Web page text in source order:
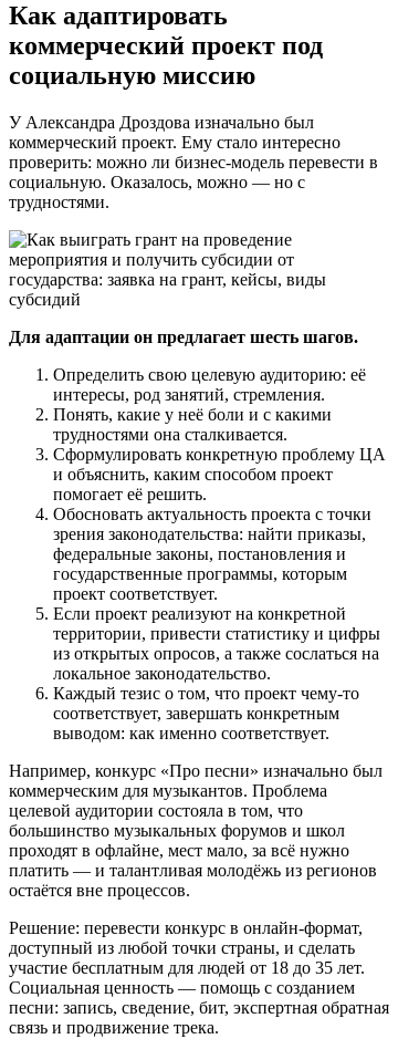
Как адаптировать
коммерческий проект под
социальную миссию
У Александра Дроздова изначально был
коммерческий проект. Ему стало интересно
проверить: можно ли бизнес-модель перевести в
социальную. Оказалось, можно — но с
трудностями.
Для адаптации он предлагает шесть шагов.
Определить свою целевую аудиторию: её
интересы, род занятий, стремления.
Понять, какие у неё боли и с какими
трудностями она сталкивается.
Сформулировать конкретную проблему ЦА
и объяснить, каким способом проект
помогает её решить.
Обосновать актуальность проекта с точки
зрения законодательства: найти приказы,
федеральные законы, постановления и
государственные программы, которым
проект соответствует.
Если проект реализуют на конкретной
территории, привести статистику и цифры
из открытых опросов, а также сослаться на
локальное законодательство.
Каждый тезис о том, что проект чему-то
соответствует, завершать конкретным
выводом: как именно соответствует.
Например, конкурс «Про песни» изначально был
коммерческим для музыкантов. Проблема
целевой аудитории состояла в том, что
большинство музыкальных форумов и школ
проходят в офлайне, мест мало, за всё нужно
платить — и талантливая молодёжь из регионов
остаётся вне процессов.
Решение: перевести конкурс в онлайн-формат,
доступный из любой точки страны, и сделать
участие бесплатным для людей от 18 до 35 лет.
Социальная ценность — помощь с созданием
песни: запись, сведение, бит, экспертная обратная
связь и продвижение трека.